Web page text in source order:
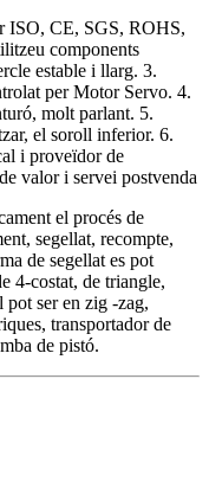
ISO, CE, SGS, ROHS,
components
estable i llarg. 3.
per Motor Servo. 4.
molt parlant. 5.
el soroll inferior. 6.
i proveïdor de
valor i servei postvenda
el procés de
segellat, recompte,
de segellat es pot
4-costat, de triangle,
ser en zig -zag,
transportador de
de pistó.